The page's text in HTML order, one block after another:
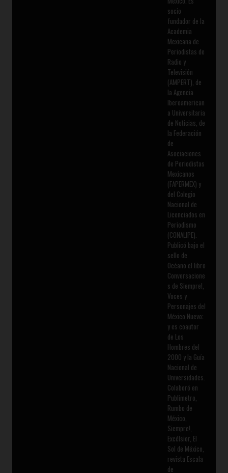
socio
fundador de la
Academia
Mexicana de
Periodistas de
Radio y
Televisión
(AMPERT), de
la Agencia
Iberoamerican
a Universitaria
de Noticias, de
la Federación
de
Asociaciones
de Periodistas
Mexicanos
(FAPERMEX) y
del Colegio
Nacional de
Licenciados en
Periodismo
(CONALIPE).
Publicó bajo el
sello de
Océano el libro
Conversacione
s de Siempre!,
Voces y
Personajes del
México Nuevo;
y es coautor
de Los
Hombres del
2000 y la Guía
Nacional de
Universidades.
Colaboró en
Publimetro,
Rumbo de
México,
Siempre!,
Excélsior, El
Sol de México,
revista Escala
de